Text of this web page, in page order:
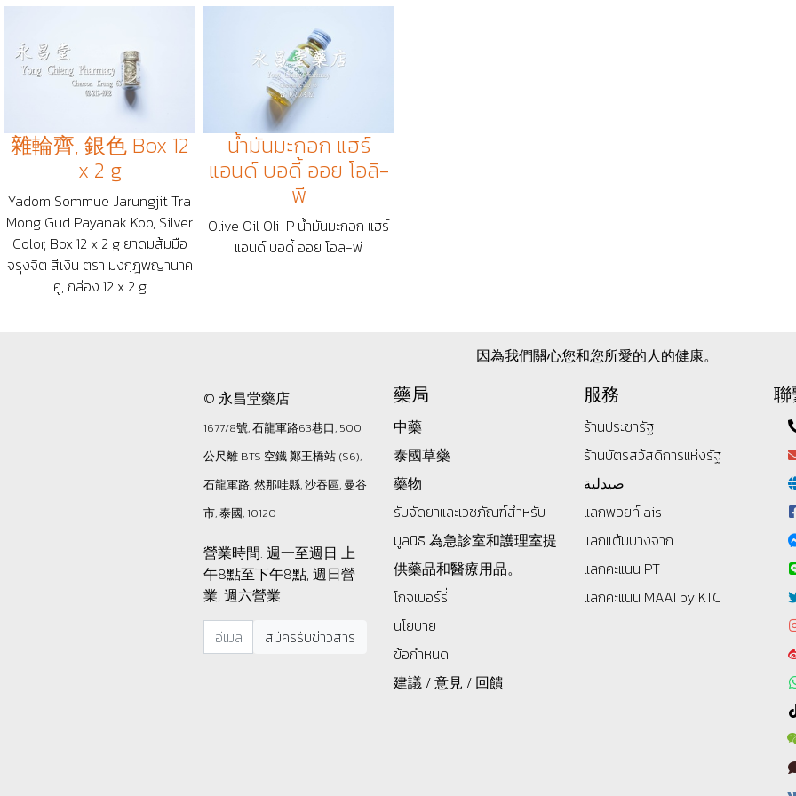
雜輪齊, 銀色 Box 12
x 2 g
Yadom Sommue Jarungjit Tra
Mong Gud Payanak Koo, Silver
Color, Box 12 x 2 g ยาดมส้มมือ
จรุงจิต สีเงิน ตรา มงกุฎพญานาค
คู่, กล่อง 12 x 2 g
น้ำมันมะกอก แฮร์​
แอนด์ บอดี้ ออย โอลิ-
พี
Olive Oil Oli-P น้ำมันมะกอก แฮร์​
แอนด์ บอดี้ ออย โอลิ-พี
因為我們關心您和您所愛的人的健康。
© 永昌堂藥店
1677/8號, 石龍軍路63巷口, 500
公尺離 BTS 空鐵 鄭王橋站 (S6),
石龍軍路, 然那哇縣, 沙吞區, 曼谷
市, 泰國, 10120
營業時間: 週一至週日 上
午8點至下午8點, 週日營
業, 週六營業
藥局
中藥
泰國草藥
藥物
รับจัดยาและเวชภัณฑ์สำหรับ
มูลนิธิ 為急診室和護理室提
供藥品和醫療用品。
โกจิเบอร์รี่
นโยบาย
ข้อกำหนด
建議 / 意見 / 回饋
服務
ร้านประชารัฐ
ร้านบัตรสว้สดิการแห่งรัฐ
صيدلية
แลกพอยท์ ais
แลกแต้มบางจาก
แลกคะแนน PT
แลกคะแนน MAAI by KTC